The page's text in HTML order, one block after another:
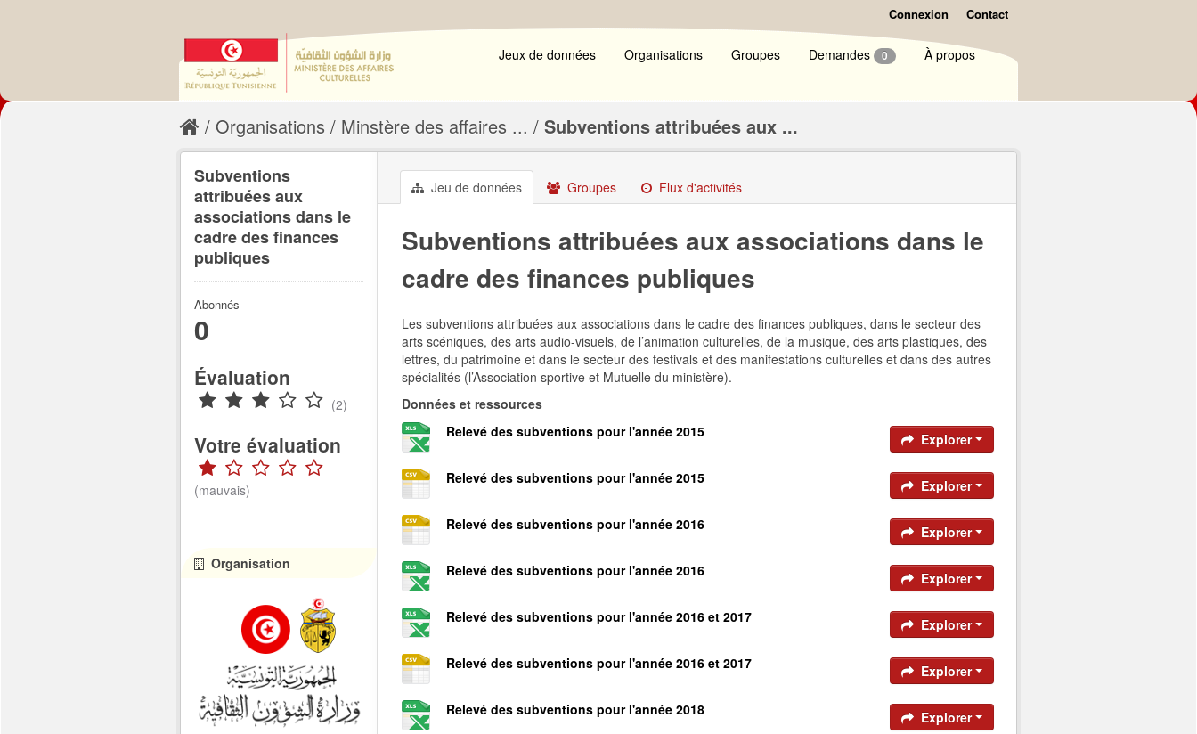
Connexion Contact
Jeux de données Organisations Groupes Demandes 0 À propos
Organisations Minstère des affaires ... Subventions attribuées aux ...
Jeu de données Groupes Flux d'activités
Subventions attribuées aux associations dans le
cadre des finances publiques
Les subventions attribuées aux associations dans le cadre des finances publiques, dans le secteur des
arts scéniques, des arts audio-visuels, de l’animation culturelles, de la musique, des arts plastiques, des
lettres, du patrimoine et dans le secteur des festivals et des manifestations culturelles et dans des autres
spécialités (l’Association sportive et Mutuelle du ministère).
Données et ressources
Relevé des subventions pour l'année 2015
Explorer
Relevé des subventions pour l'année 2015 Explorer
Relevé des subventions pour l'année 2016 Explorer
Relevé des subventions pour l'année 2016 Explorer
Relevé des subventions pour l'année 2016 et 2017 Explorer
Relevé des subventions pour l'année 2016 et 2017 Explorer
Relevé des subventions pour l'année 2018 Explorer
Subventions
attribuées aux
associations dans le
cadre des finances
publiques
Abonnés
0
Évaluation
(2)
Votre évaluation
(mauvais)
Organisation